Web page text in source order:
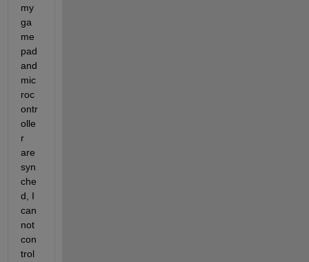
my
ga
me
pad
and
mic
roc
ontr
olle
r
are
syn
che
d, I
can
not
con
trol